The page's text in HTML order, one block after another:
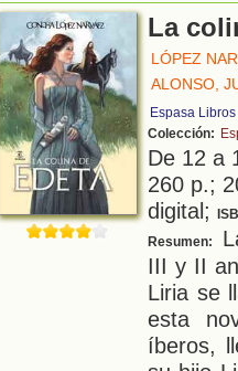
La
LÓPEZ
ALONSO,
Espasa Libros
Colección:
De 12 a
260 p.;
digital;
Resumen:
III y II
Liria se
esta
íberos,